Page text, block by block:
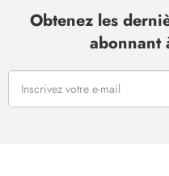
Obtenez les
abonnant